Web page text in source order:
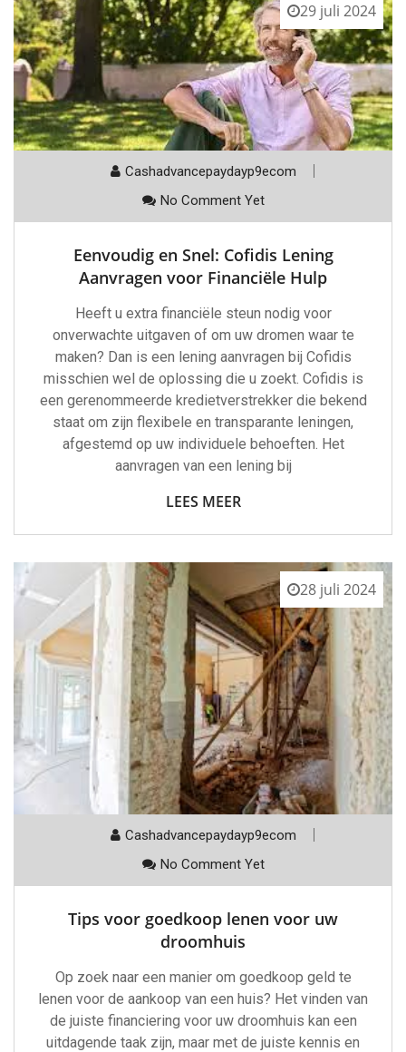
29 juli 2024
Cashadvancepaydayp9ecom
No Comment Yet
Eenvoudig en Snel: Cofidis Lening
Aanvragen voor Financiële Hulp
Heeft u extra financiële steun nodig voor
onverwachte uitgaven of om uw dromen waar te
maken? Dan is een lening aanvragen bij Cofidis
misschien wel de oplossing die u zoekt. Cofidis is
een gerenommeerde kredietverstrekker die bekend
staat om zijn flexibele en transparante leningen,
afgestemd op uw individuele behoeften. Het
aanvragen van een lening bij
LEES MEER
28 juli 2024
Cashadvancepaydayp9ecom
No Comment Yet
Tips voor goedkoop lenen voor uw
droomhuis
Op zoek naar een manier om goedkoop geld te
lenen voor de aankoop van een huis? Het vinden van
de juiste financiering voor uw droomhuis kan een
uitdagende taak zijn, maar met de juiste kennis en